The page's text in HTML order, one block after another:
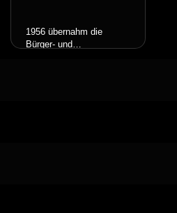
1956 übernahm die
Bürger- und